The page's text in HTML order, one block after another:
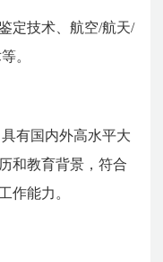
定技术、航空/航天/
。
有国内外高水平大
和教育背景，符合
作能力。